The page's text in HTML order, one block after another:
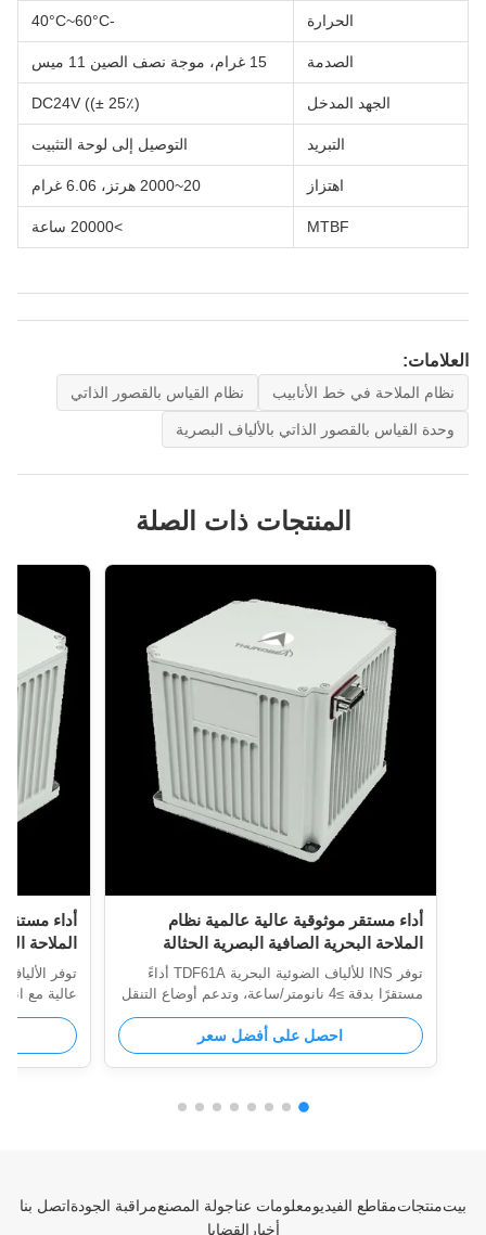
الحرارة -40°C~60°C
الصدمة 15 غرام، موجة نصف الصين 11 ميس
الجهد المدخل DC24V ((± 25٪)
التبريد التوصيل إلى لوحة التثبيت
اهتزاز 20~2000 هرتز، 6.06 غرام
MTBF >20000 ساعة
العلامات:
نظام الملاحة في خط الأنابيب نظام القياس بالقصور الذاتي
وحدة القياس بالقصور الذاتي بالألياف البصرية
المنتجات ذات الصلة
أداء مستقر موثوقية عالية عالمية نظام
الملاحة البحرية الصافية البصرية الحثالة
TDF61A
توفر INS للألياف الضوئية البحرية TDF61A أداءً
مستقرًا بدقة ≥4 نانومتر/ساعة، وتدعم أوضاع التنقل
المتعددة، وتتحمل البيئات القاسية. تتميز بأكثر من
20000 ساعة من MTBF، وتصميم مضغوط، وواجهات
شاملة للمركبات USV/UUVs.
احصل على أفضل سعر
الملاحة
بيتمنتجاتمقاطع الفيديومعلومات عناجولة المصنعمراقبة الجودةاتصل بنا
أخبار القضايا
Navioptics
Good day, what product are you looking for?